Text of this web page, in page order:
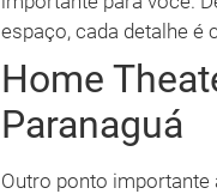
espaço, cada detalhe é
Home
Paranaguá
Outro ponto importante